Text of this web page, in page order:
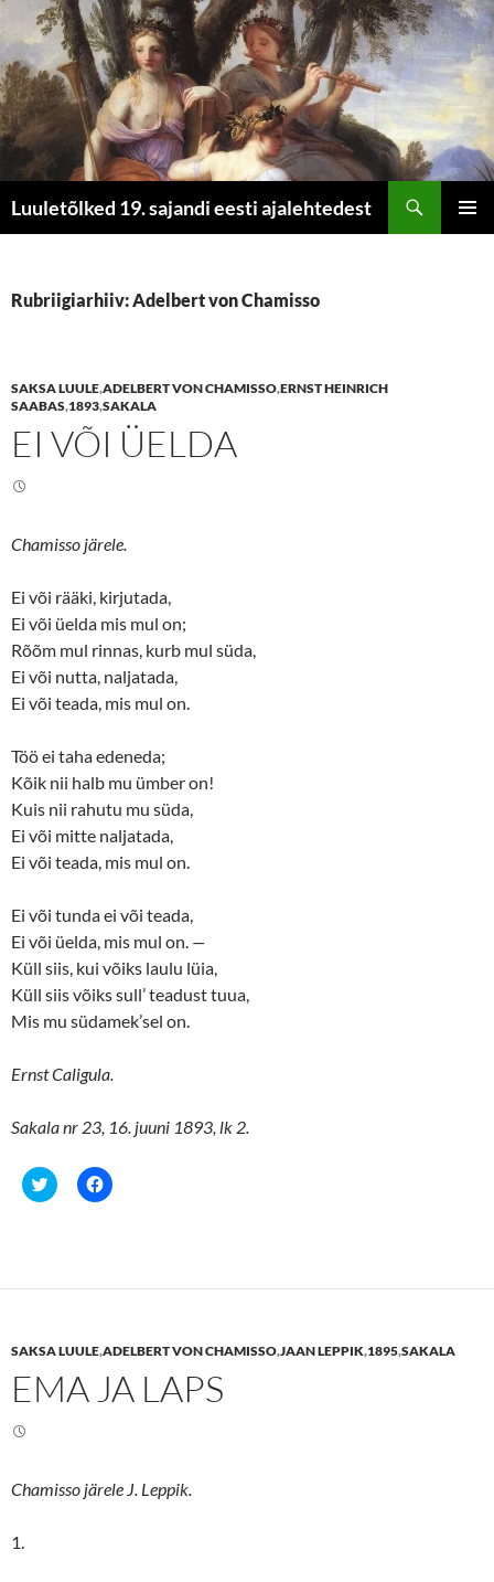
Luuletõlked 19. sajandi eesti ajalehtedest
Rubriigiarhiiv: Adelbert von Chamisso
SAKSA LUULE,ADELBERT VON CHAMISSO,ERNST HEINRICH
SAABAS,1893,SAKALA
EI VÕI ÜELDA
Chamisso järele.
Ei või rääki, kirjutada,
Ei või üelda mis mul on;
Rõõm mul rinnas, kurb mul süda,
Ei või nutta, naljatada,
Ei või teada, mis mul on.
Töö ei taha edeneda;
Kõik nii halb mu ümber on!
Kuis nii rahutu mu süda,
Ei või mitte naljatada,
Ei või teada, mis mul on.
Ei või tunda ei või teada,
Ei või üelda, mis mul on. —
Küll siis, kui võiks laulu lüia,
Küll siis võiks sull’ teadust tuua,
Mis mu südamek’sel on.
Ernst Caligula.
Sakala nr 23, 16. juuni 1893, lk 2.
C
l
h
o
T
w
(
O
C
l
h
o
F
a
k
(
SAKSA LUULE,ADELBERT VON CHAMISSO,JAAN LEPPIK,1895,SAKALA
EMA JA LAPS
Chamisso järele J. Leppik.
1.